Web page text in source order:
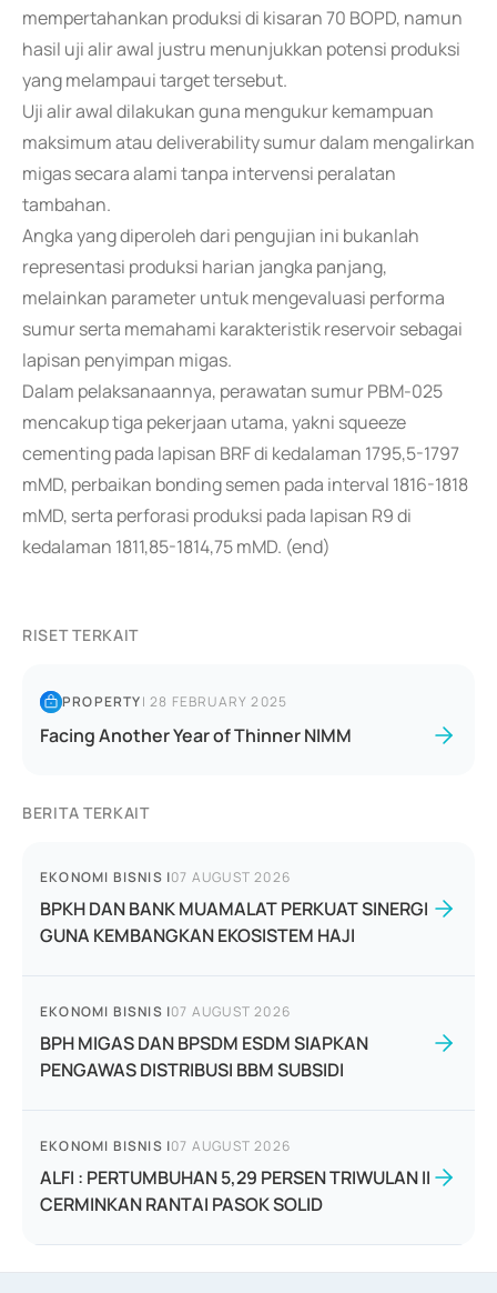
mempertahankan produksi di kisaran 70 BOPD, namun
hasil uji alir awal justru menunjukkan potensi produksi
yang melampaui target tersebut.
Uji alir awal dilakukan guna mengukur kemampuan
maksimum atau deliverability sumur dalam mengalirkan
migas secara alami tanpa intervensi peralatan
tambahan.
Angka yang diperoleh dari pengujian ini bukanlah
representasi produksi harian jangka panjang,
melainkan parameter untuk mengevaluasi performa
sumur serta memahami karakteristik reservoir sebagai
lapisan penyimpan migas.
Dalam pelaksanaannya, perawatan sumur PBM-025
mencakup tiga pekerjaan utama, yakni squeeze
cementing pada lapisan BRF di kedalaman 1795,5-1797
mMD, perbaikan bonding semen pada interval 1816-1818
mMD, serta perforasi produksi pada lapisan R9 di
kedalaman 1811,85-1814,75 mMD. (end)
RISET TERKAIT
PROPERTY|28 FEBRUARY 2025
Facing Another Year of Thinner NIMM
BERITA TERKAIT
EKONOMI BISNIS |07 AUGUST 2026
BPKH DAN BANK MUAMALAT PERKUAT SINERGI
GUNA KEMBANGKAN EKOSISTEM HAJI
EKONOMI BISNIS |07 AUGUST 2026
BPH MIGAS DAN BPSDM ESDM SIAPKAN
PENGAWAS DISTRIBUSI BBM SUBSIDI
EKONOMI BISNIS |07 AUGUST 2026
ALFI : PERTUMBUHAN 5,29 PERSEN TRIWULAN II
CERMINKAN RANTAI PASOK SOLID